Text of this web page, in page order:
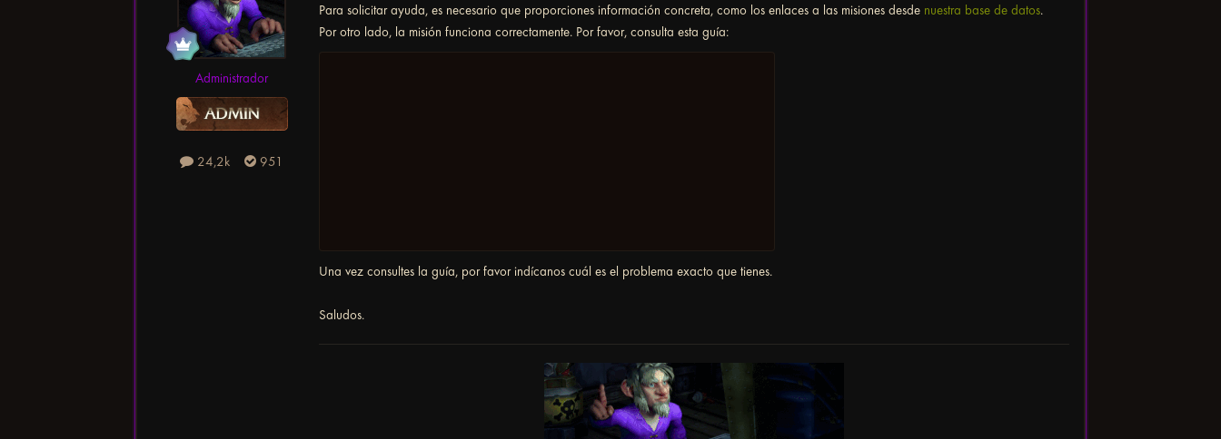
Administrador
24,2k 951
Para solicitar ayuda, es necesario que proporciones información concreta, como los enlaces a las misiones desde nuestra base de datos.
Por otro lado, la misión funciona correctamente. Por favor, consulta esta guía:
Una vez consultes la guía, por favor indícanos cuál es el problema exacto que tienes.
Saludos.